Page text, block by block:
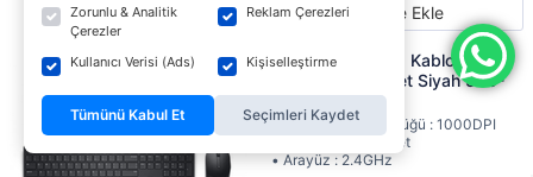
Sepete Ekle
Dell KM5221W Q Kablosuz
Klavye Mouse Set Siyah 580-
AJRB
• Hareket Çözünürlüğü : 1000DPI
• Mouse Tuş : 3 Adet
• Arayüz : 2.4GHz
Zorunlu & Analitik
Çerezler
Reklam Çerezleri
Kullanıcı Verisi (Ads) Kişiselleştirme
Tümünü Kabul Et Seçimleri Kaydet